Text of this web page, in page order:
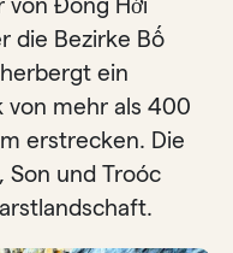
die Bezirke Bố
ein
von mehr als 400
erstrecken. Die
Son und Troóc